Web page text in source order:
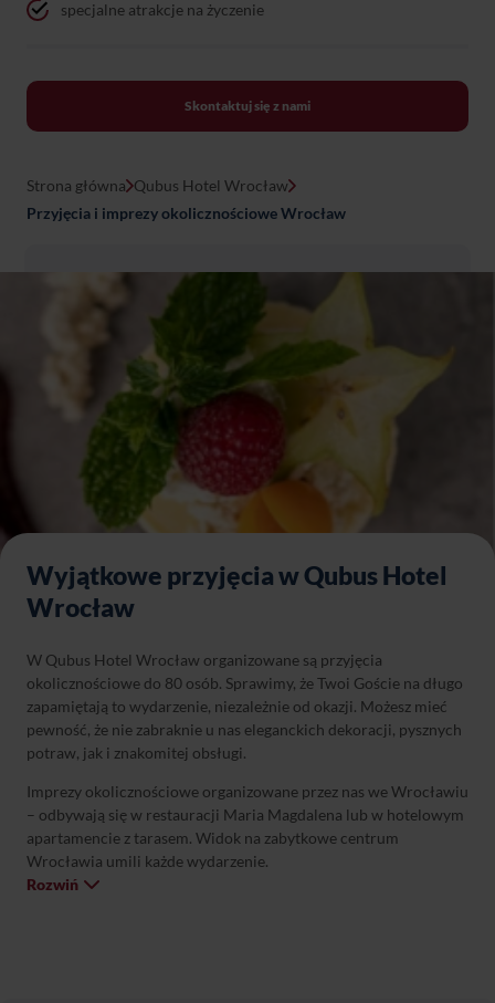
specjalne atrakcje na życzenie
Skontaktuj się z nami
Strona główna Qubus Hotel Wrocław
Przyjęcia i imprezy okolicznościowe Wrocław
Wyjątkowe przyjęcia w Qubus Hotel
Wrocław
W Qubus Hotel Wrocław organizowane są przyjęcia
okolicznościowe do 80 osób. Sprawimy, że Twoi Goście na długo
zapamiętają to wydarzenie, niezależnie od okazji. Możesz mieć
pewność, że nie zabraknie u nas eleganckich dekoracji, pysznych
potraw, jak i znakomitej obsługi.
Imprezy okolicznościowe organizowane przez nas we Wrocławiu
– odbywają się w restauracji Maria Magdalena lub w hotelowym
apartamencie z tarasem. Widok na zabytkowe centrum
Wrocławia umili każde wydarzenie.
Rozwiń